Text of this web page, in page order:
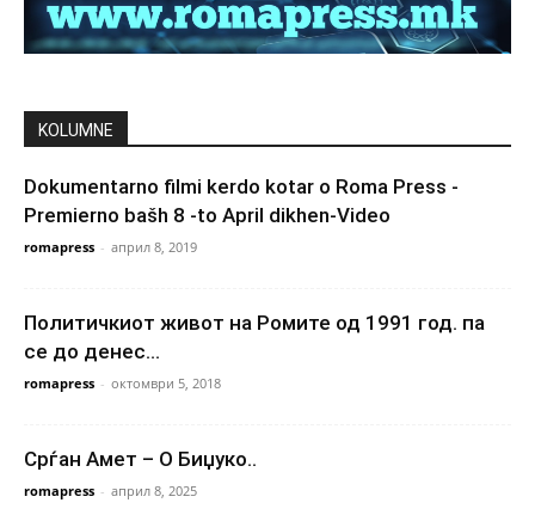
KOLUMNE
Dokumentarno filmi kerdo kotar o Roma Press -
Premierno bašh 8 -to April dikhen-Video
romapress - април 8, 2019
Политичкиот живот на Ромите од 1991 год. па
се до денес…
romapress - октомври 5, 2018
Срѓан Амет – О Биџуко..
romapress - април 8, 2025